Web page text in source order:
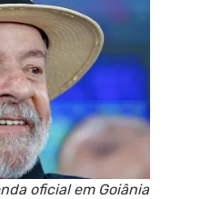
oficial em Goiânia